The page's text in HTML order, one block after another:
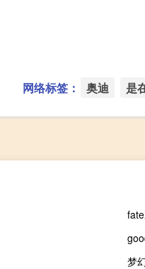
网络标签： 奥迪 是
梦